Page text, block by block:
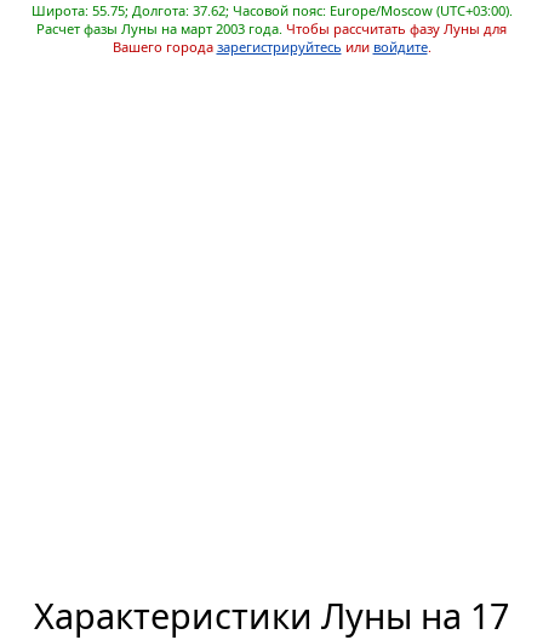
Широта: 55.75; Долгота: 37.62; Часовой пояс: Europe/Moscow (UTC+03:00).
Расчет фазы Луны на март 2003 года. Чтобы рассчитать фазу Луны для
Вашего города зарегистрируйтесь или войдите.
Характеристики Луны на 17